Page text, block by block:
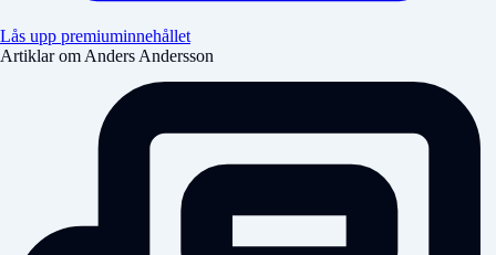
Lås upp premiuminnehållet
Artiklar om Anders Andersson